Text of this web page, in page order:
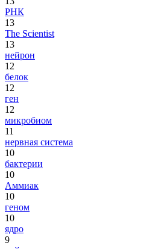
РНК
13
The Scientist
13
нейрон
12
белок
12
ген
12
микробиом
11
нервная система
10
бактерии
10
Аммиак
10
геном
10
ядро
9